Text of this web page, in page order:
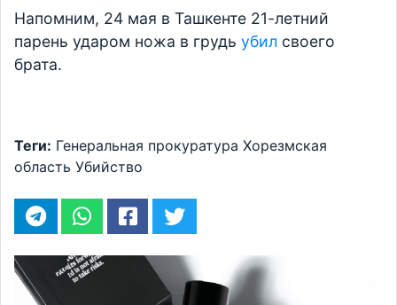
Напомним, 24 мая в Ташкенте 21-летний
парень ударом ножа в грудь убил своего
брата.
Теги: Генеральная прокуратура Хорезмская
область Убийство